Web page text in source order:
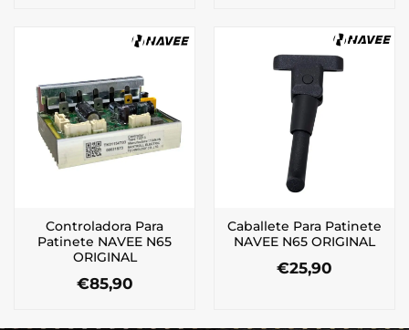
Controladora Para
Patinete NAVEE N65
ORIGINAL
€85,90
Caballete Para Patinete
NAVEE N65 ORIGINAL
€25,90